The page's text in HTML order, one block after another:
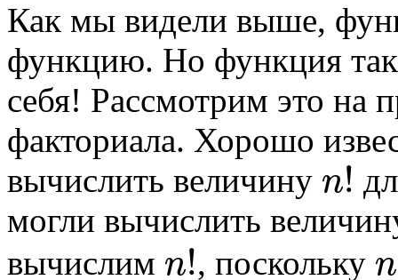
Как мы видели выше,
функцию. Но функция
себя! Рассмотрим это на
факториала. Хорошо
вычислить величину n!
могли вычислить
вычислим n!, поскольку n